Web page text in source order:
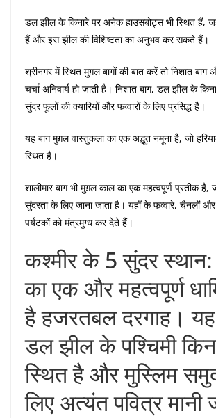
डल झील के किनारे पर अनेक हाउसबोट्स भी स्थित हैं,
हैं और इस झील की विशिष्टता का अनुभव कर सकते हैं।
श्रीनगर में स्थित मुग़ल बागों की बात करें तो निशात बाग
चर्चा अनिवार्य हो जाती है। निशात बाग, डल झील के
सुंदर फूलों की क्यारियों और फव्वारों के लिए प्रसिद्ध है।
यह बाग मुग़ल वास्तुकला का एक अद्भुत नमूना है, जो
स्थित है।
शालीमार बाग भी मुग़ल काल का एक महत्वपूर्ण प्रतीक
सुंदरता के लिए जाना जाता है। यहाँ के फव्वारे, चैनलों
पर्यटकों को मंत्रमुग्ध कर देते हैं।
कश्मीर के 5 सुंदर स्थान:
का एक और महत्वपूर्ण
है हजरतबल दरगाह। यह
डल झील के पश्चिमी
स्थित है और मुस्लिम
लिए अत्यंत पवित्र मानी